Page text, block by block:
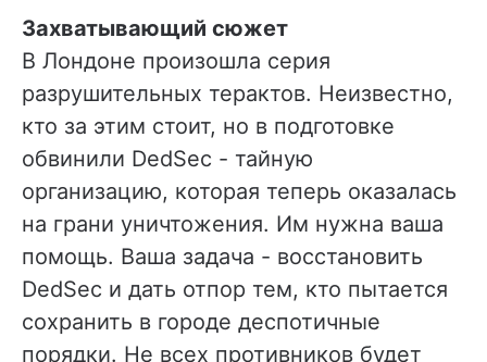
Захватывающий сюжет
В Лондоне произошла серия
разрушительных терактов. Неизвестно,
кто за этим стоит, но в подготовке
обвинили DedSec - тайную
организацию, которая теперь оказалась
на грани уничтожения. Им нужна ваша
помощь. Ваша задача - восстановить
DedSec и дать отпор тем, кто пытается
сохранить в городе деспотичные
порядки. Не всех противников будет